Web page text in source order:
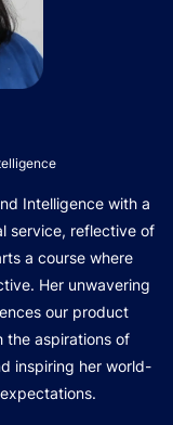
Intelligence with a
service, reflective of
a course where
Her unwavering
our product
the aspirations of
inspiring her world-